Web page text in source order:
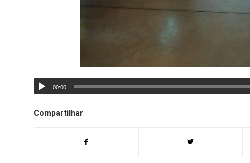
00:00
Compartilhar